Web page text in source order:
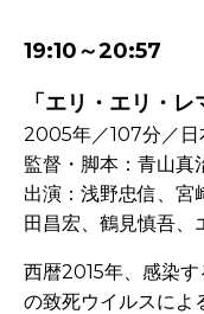
19:10～20:57
「エリ・エリ・レ
2005年／107分／
監督・脚本：青山真
出演：浅野忠信、宮
田昌宏、鶴見慎吾
西暦2015年、感染
の致死ウイルスによ